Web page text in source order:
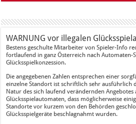
WARNUNG vor illegalen
Bestens geschulte Mitarbeiter von Spieler-Info
fortlaufend in ganz Österreich nach Automaten-
Glücksspielkonzession.
Die angegebenen Zahlen entsprechen einer
einzelne Standort ist schriftlich sehr ausführlich
Natur des sich laufend verändernden Angebotes
Glücksspielautomaten, dass möglicherweise
Standorte vor kurzem von den Behörden
Glücksspielgeräte beschlagnahmt wurden.